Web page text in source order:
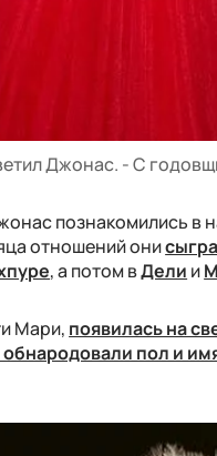
Джонас. - С
познакомились в
отношений они
, а потом вДели и
Мари, появилась на
обнародовали пол и